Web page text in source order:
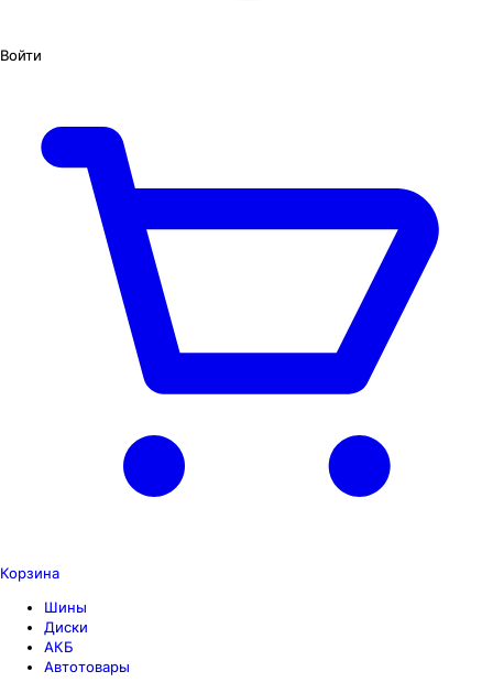
Войти
Корзина
Шины
Диски
АКБ
Автотовары